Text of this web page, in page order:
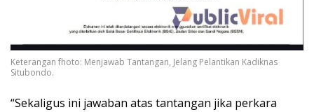
Keterangan fhoto: Menjawab Tantangan, Jelang Pelantikan Kadiknas
Situbondo.
“Sekaligus ini jawaban atas tantangan jika perkara